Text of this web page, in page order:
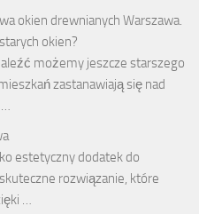
okien drewnianych Warszawa.
okien?
możemy jeszcze starszego
zastanawiają się nad
…
estetyczny dodatek do
rozwiązanie, które
…